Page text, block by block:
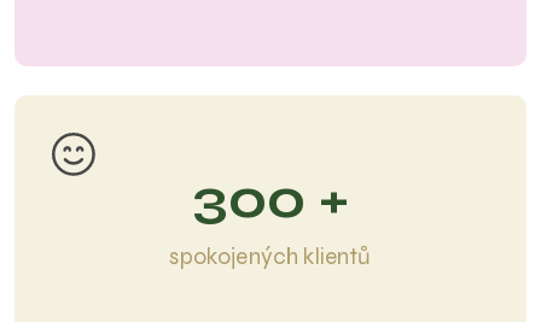
300
spokojených klientů